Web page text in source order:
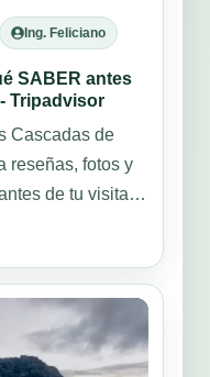
Ing. Feliciano
SABER antes
Tripadvisor
Cascadas de
reseñas, fotos y
de tu visita.